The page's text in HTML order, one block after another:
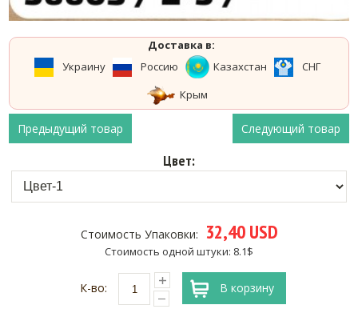
Доставка в:
Украину
Россию Казахстан
СНГ
Крым
Предыдущий товар Следующий товар
Цвет:
Стоимость Упаковки: 32,40 USD
Стоимость одной штуки: 8.1$
К-во: В корзину